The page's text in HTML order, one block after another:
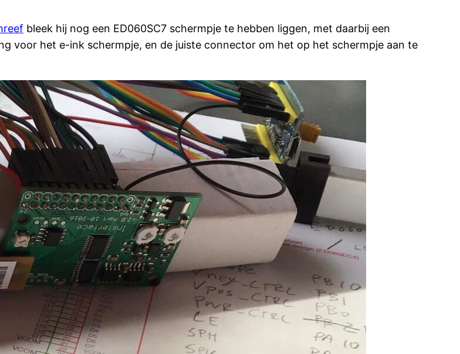
bleek hij nog een ED060SC7 schermpje te hebben liggen, met daarbij een
voor het e-ink schermpje, en de juiste connector om het op het schermpje aan te